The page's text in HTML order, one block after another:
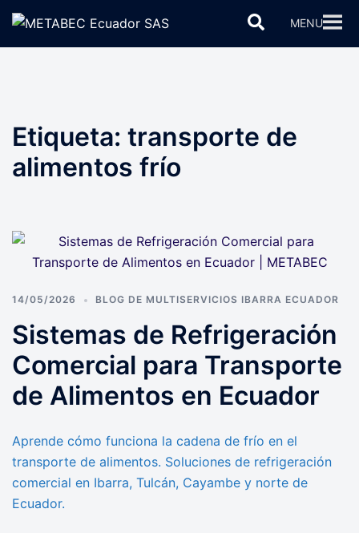
Saltar
contenido
Buscar MENU
Etiqueta: transporte de
alimentos frío
14/05/2026 BLOG DE MULTISERVICIOS IBARRA ECUADOR
Sistemas de Refrigeración
Comercial para Transporte
de Alimentos en Ecuador
Aprende cómo funciona la cadena de frío en el
transporte de alimentos. Soluciones de refrigeración
comercial en Ibarra, Tulcán, Cayambe y norte de
Ecuador.